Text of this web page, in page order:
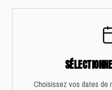
Choisissez vos dates de